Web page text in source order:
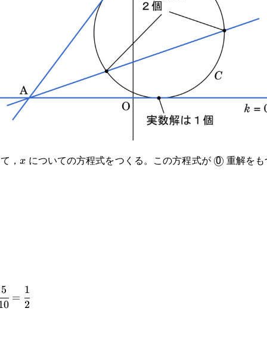
，x
x についての方程式をつくる。この方程式が 0
◯ 重解を
5
=
2
1